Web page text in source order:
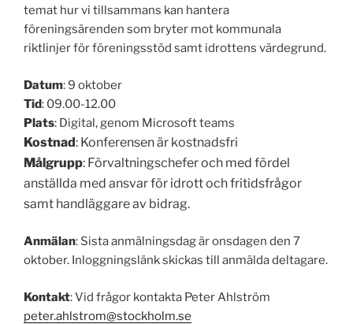
temat hur vi tillsammans kan hantera
föreningsärenden som bryter mot kommunala
riktlinjer för föreningsstöd samt idrottens värdegrund.
Datum: 9 oktober
Tid: 09.00-12.00
Plats: Digital, genom Microsoft teams
Kostnad: Konferensen är kostnadsfri
Målgrupp: Förvaltningschefer och med fördel
anställda med ansvar för idrott och fritidsfrågor
samt handläggare av bidrag.
Anmälan: Sista anmälningsdag är onsdagen den 7
oktober. Inloggningslänk skickas till anmälda deltagare.
Kontakt: Vid frågor kontakta Peter Ahlström
peter.ahlstrom@stockholm.se